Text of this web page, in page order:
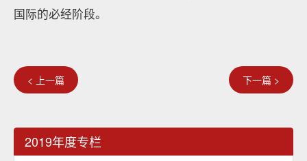
国际的必经阶段。
< 上一篇 下一篇 >
2019年度专栏